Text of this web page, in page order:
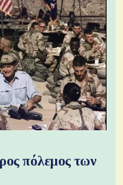
πόλεμος των